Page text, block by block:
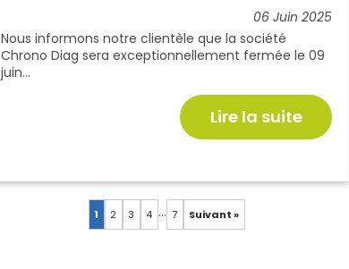
06 Juin 2025
Nous informons notre clientèle que la société
Chrono Diag sera exceptionnellement fermée le 09
juin...
Lire la suite
1 2 3 4 … 7 Suivant »